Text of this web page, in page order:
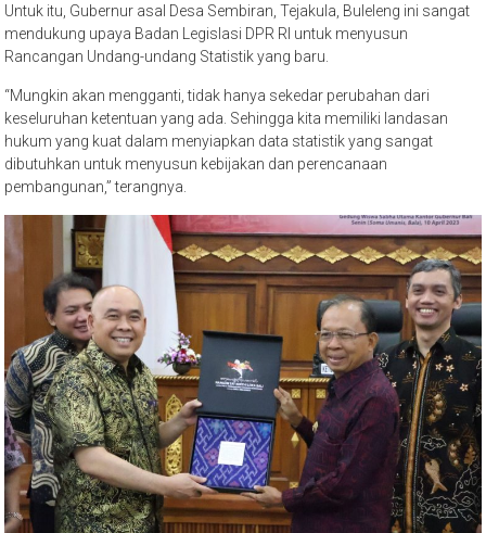
Untuk itu, Gubernur asal Desa Sembiran, Tejakula, Buleleng ini sangat
mendukung upaya Badan Legislasi DPR RI untuk menyusun
Rancangan Undang-undang Statistik yang baru.
“Mungkin akan mengganti, tidak hanya sekedar perubahan dari
keseluruhan ketentuan yang ada. Sehingga kita memiliki landasan
hukum yang kuat dalam menyiapkan data statistik yang sangat
dibutuhkan untuk menyusun kebijakan dan perencanaan
pembangunan,” terangnya.